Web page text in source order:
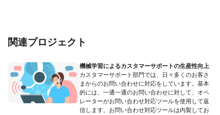
関連プロジェクト
機械学習によるカスタマーサポートの生産性向上
カスタマーサポート部門では、日々多くのお客さ
まからのお問い合わせに対応をしています。基本
的には、一通一通のお問い合わせに対して、オペ
レーターがお問い合わせ対応ツールを使用して返
信します。お問い合わせ対応ツールは内製してお